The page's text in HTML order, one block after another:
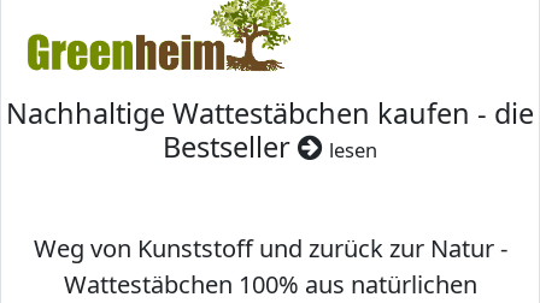
Nachhaltige Wattestäbchen kaufen - die
Bestseller
lesen
Weg von Kunststoff und zurück zur Natur -
Wattestäbchen 100% aus natürlichen